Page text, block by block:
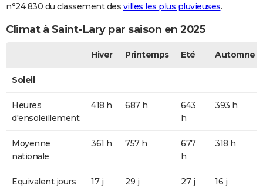
n°24 830 du classement des villes les plus pluvieuses.
Climat à Saint-Lary par saison en 2025
Hiver Printemps Eté Automne
Soleil
Heures
d'ensoleillement
418 h 687 h
643
h
393 h
Moyenne
nationale
361 h 757 h
677
h
318 h
Equivalent jours
17 j 29 j 27 j 16 j